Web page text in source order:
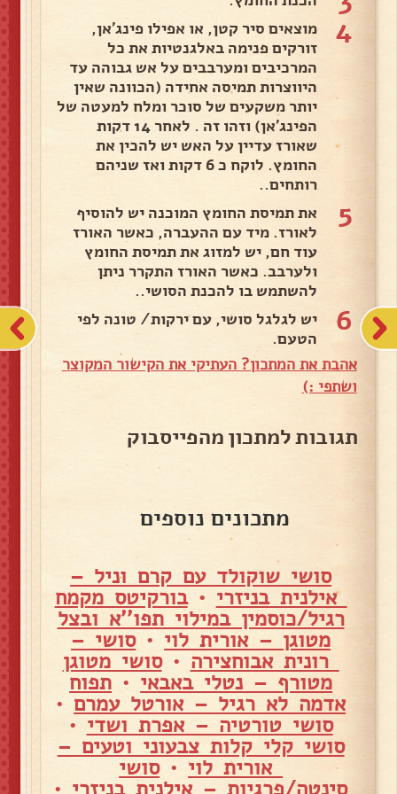
4
מוצאים סיר קטן, או אפילו פינג'אן,
זורקים פנימה באלגנטיות את כל
המרכיבים ומערבבים על אש גבוהה עד
היווצרות תמיסה אחידה (הכוונה שאין
יותר משקעים של סוכר ומלח למעטה של
הפינג'אן) וזהו זה . לאחר 14 דקות
שאורז עדיין על האש יש להכין את
החומץ. לוקח כ 6 דקות ואז שניהם
רותחים..
5
את תמיסת החומץ המוכנה יש להוסיף
לאורז. מיד עם ההעברה, כאשר האורז
עוד חם, יש למזוג את תמיסת החומץ
ולערבב. כאשר האורז התקרר ניתן
להשתמש בו להכנת הסושי..
6
יש לגלגל סושי, עם ירקות/ טונה לפי
הטעם.
אהבת את המתכון? העתיקי את הקישור המקוצר
ושתפי :)
תגובות למתכון מהפייסבוק
מתכונים נוספים
סושי שוקולד עם קרם וניל –
אילנית בניזרי •בורקיטס מקמח
רגיל/כוסמין במילוי תפו''א ובצל
מטוגן – אורית לוי •סושי –
רונית אבוחצירה •סושי מטוגן
מטורף – נטלי באבאי • תפוח
אדמה לא רגיל – אורטל עמרם •
סושי טורטיה – אפרת ושדי •
סושי קלי קלות צבעוני וטעים –
אורית לוי •סושי